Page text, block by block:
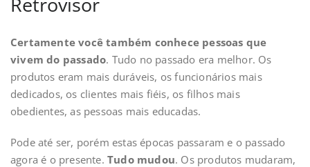
Certamente você também conhece pessoas que
vivem do passado. Tudo no passado era melhor. Os
produtos eram mais duráveis, os funcionários mais
dedicados, os clientes mais fiéis, os filhos mais
obedientes, as pessoas mais educadas.
Pode até ser, porém estas épocas passaram e o passado
agora é o presente. Tudo mudou. Os produtos mudaram,